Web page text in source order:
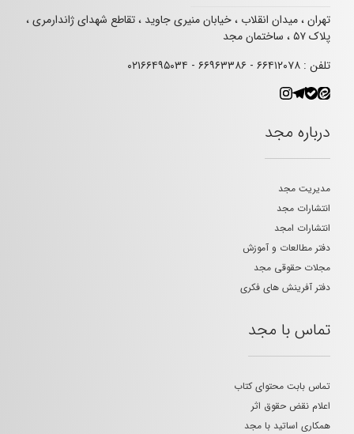
تهران ، میدان انقلاب ، خیابان منیری جاوید ، تقاطع شهدای ژاندارمری ،
پلاک ۵۷ ، ساختمان مجد
تلفن : ۶۶۴۱۲۰۷۸ - ۶۶۹۶۳۳۸۶ - ۰۲۱۶۶۴۹۵۰۳۴
درباره مجد
مدیریت مجد
انتشارات مجد
انتشارات امجد
دفتر مطالعات و آموزش
مجلات حقوقی مجد
دفتر آفرینش های فکری
تماس با مجد
تماس بابت محتوای کتاب
اعلام نقض حقوق اثر
همکاری اساتید با مجد